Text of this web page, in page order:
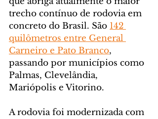
trecho contínuo de rodovia em
concreto do Brasil. São 142
quilômetros entre General
Carneiro e Pato Branco,
passando por municípios como
Palmas, Clevelândia,
Mariópolis e Vitorino.
A rodovia foi modernizada com